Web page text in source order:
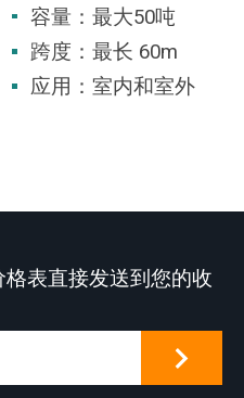
容量：最大50吨
跨度：最长 60m
应用：室内和室外
表直接发送到您的收